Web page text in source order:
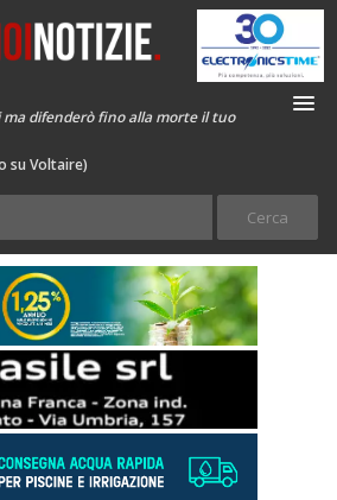
ma difenderò fino alla morte il tuo
su Voltaire)